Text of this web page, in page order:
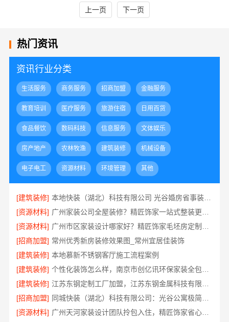
上一页 下一页
热门资讯
资讯行业分类
生活服务 商务服务 招商加盟 金融服务
教育培训 医疗服务 旅游住宿 日用百货
食品餐饮 数码科技 信息服务 文体娱乐
房产地产 农林牧渔 建筑装修 机械设备
电子电工 资源材料 环境管理 其他
[建筑装修]
本地快装（湖北）科技有限公司 光谷婚房省事装修环保整装服务
[资源材料]
[资源材料]
[招商加盟] 常州优秀新房装修效果图_常州宜居佳装饰
[建筑装修] 本地慕新不锈钢客厅施工流程案例
[建筑装修]
[建筑装修]
[招商加盟]
[资源材料]
广州天河家装设计团队拎包入住，精匠饰家省心之选